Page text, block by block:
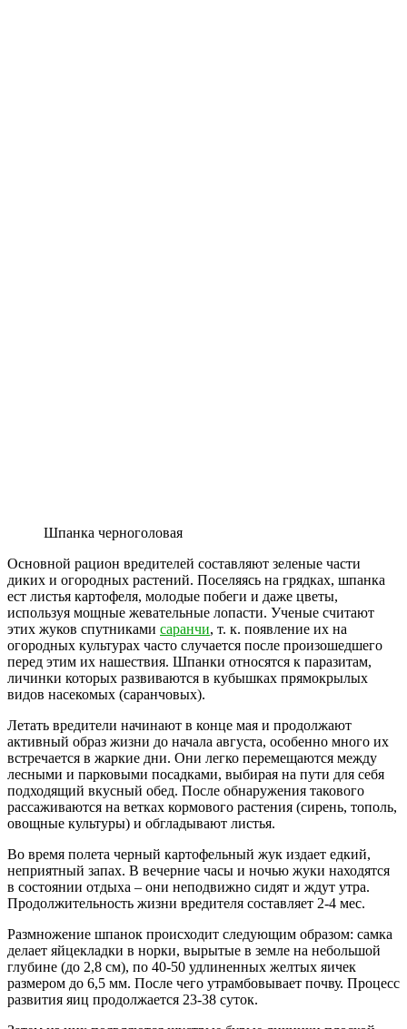
Шпанка черноголовая
Основной рацион вредителей составляют зеленые части
диких и огородных растений. Поселяясь на грядках, шпанка
ест листья картофеля, молодые побеги и даже цветы,
используя мощные жевательные лопасти. Ученые считают
этих жуков спутниками саранчи, т. к. появление их на
огородных культурах часто случается после произошедшего
перед этим их нашествия. Шпанки относятся к паразитам,
личинки которых развиваются в кубышках прямокрылых
видов насекомых (саранчовых).
Летать вредители начинают в конце мая и продолжают
активный образ жизни до начала августа, особенно много их
встречается в жаркие дни. Они легко перемещаются между
лесными и парковыми посадками, выбирая на пути для себя
подходящий вкусный обед. После обнаружения такового
рассаживаются на ветках кормового растения (сирень, тополь,
овощные культуры) и обгладывают листья.
Во время полета черный картофельный жук издает едкий,
неприятный запах. В вечерние часы и ночью жуки находятся
в состоянии отдыха – они неподвижно сидят и ждут утра.
Продолжительность жизни вредителя составляет 2-4 мес.
Размножение шпанок происходит следующим образом: самка
делает яйцекладки в норки, вырытые в земле на небольшой
глубине (до 2,8 см), по 40-50 удлиненных желтых яичек
размером до 6,5 мм. После чего утрамбовывает почву. Процесс
развития яиц продолжается 23-38 суток.